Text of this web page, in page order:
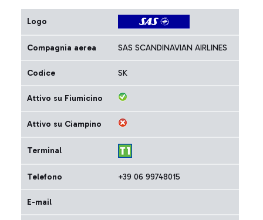
Logo
Compagnia aerea SAS SCANDINAVIAN AIRLINES
Codice SK
Attivo su Fiumicino
Attivo su Ciampino
Terminal
Telefono +39 06 99748015
E-mail